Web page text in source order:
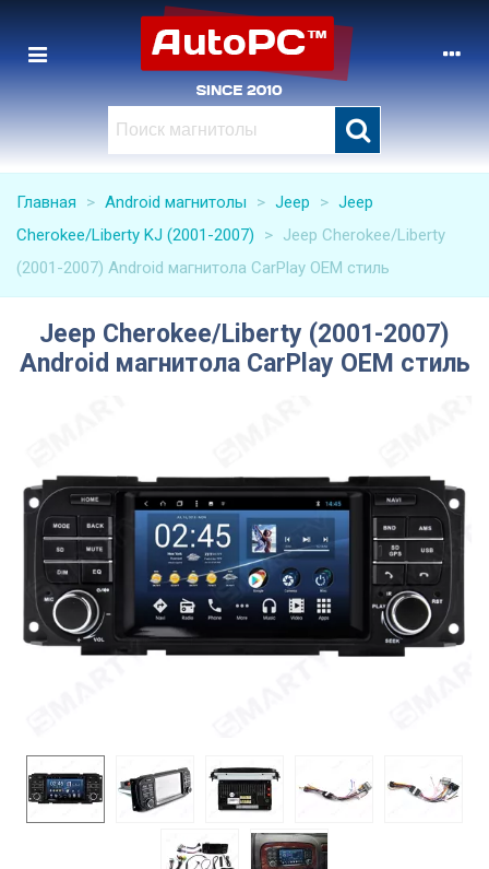
Главная > Android магнитолы > Jeep > Jeep
Cherokee/Liberty KJ (2001-2007)
> Jeep Cherokee/Liberty
(2001-2007) Android магнитола CarPlay OEM стиль
Jeep Cherokee/Liberty (2001-2007)
Android магнитола CarPlay OEM стиль